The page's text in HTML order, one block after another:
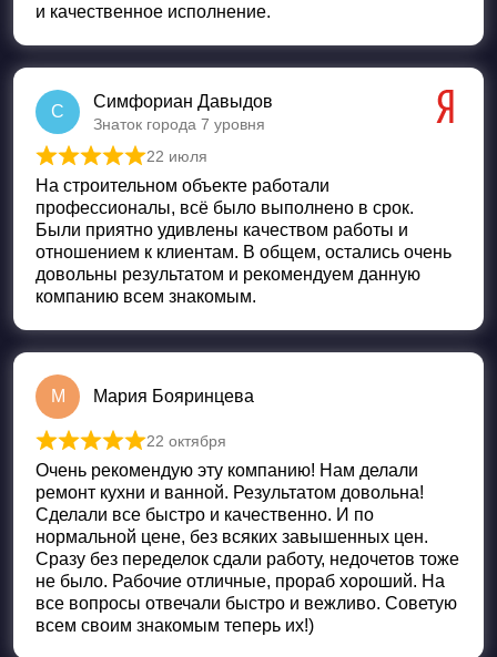
и качественное исполнение.
С
Симфориан Давыдов
Знаток города 7 уровня
Оценка5 из 5
22 июля
На строительном объекте работали
профессионалы, всё было выполнено в срок.
Были приятно удивлены качеством работы и
отношением к клиентам. В общем, остались очень
довольны результатом и рекомендуем данную
компанию всем знакомым.
М Мария Бояринцева
Оценка5 из 5
22 октября
Очень рекомендую эту компанию! Нам делали
ремонт кухни и ванной. Результатом довольна!
Сделали все быстро и качественно. И по
нормальной цене, без всяких завышенных цен.
Сразу без переделок сдали работу, недочетов тоже
не было. Рабочие отличные, прораб хороший. На
все вопросы отвечали быстро и вежливо. Советую
всем своим знакомым теперь их!)